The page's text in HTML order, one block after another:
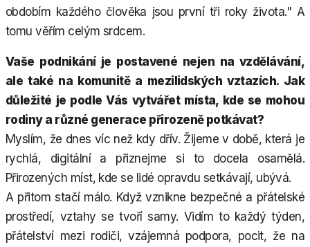
obdobím každého člověka jsou první tři roky života." A
tomu věřím celým srdcem.
Vaše podnikání je postavené nejen na vzdělávání,
ale také na komunitě a mezilidských vztazích. Jak
důležité je podle Vás vytvářet místa, kde se mohou
rodiny a různé generace přirozeně potkávat?
Myslím, že dnes víc než kdy dřív. Žijeme v době, která je
rychlá, digitální a přiznejme si to docela osamělá.
Přirozených míst, kde se lidé opravdu setkávají, ubývá.
A přitom stačí málo. Když vznikne bezpečné a přátelské
prostředí, vztahy se tvoří samy. Vidím to každý týden,
přátelství mezi rodiči, vzájemná podpora, pocit, že na